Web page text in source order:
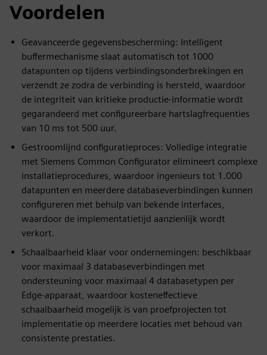
Voordelen
Geavanceerde gegevensbescherming: Intelligent
buffermechanisme slaat automatisch tot 1000
datapunten op tijdens verbindingsonderbrekingen en
verzendt ze zodra de verbinding is hersteld, waardoor
de integriteit van kritieke productie-informatie wordt
gegarandeerd met configureerbare hartslagfrequenties
van 10 ms tot 500 uur.
Gestroomlijnd configuratieproces: Volledige integratie
met Siemens Common Configurator elimineert complexe
installatieprocedures, waardoor ingenieurs tot 1.000
datapunten en meerdere databaseverbindingen kunnen
configureren met behulp van bekende interfaces,
waardoor de implementatietijd aanzienlijk wordt
verkort.
Schaalbaarheid klaar voor ondernemingen: beschikbaar
voor maximaal 3 databaseverbindingen met
ondersteuning voor maximaal 4 databasetypen per
Edge-apparaat, waardoor kosteneffectieve
schaalbaarheid mogelijk is van proefprojecten tot
implementatie op meerdere locaties met behoud van
consistente prestaties.